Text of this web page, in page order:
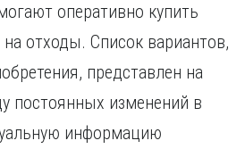
оперативно купить
отходы. Список вариантов,
представлен на
постоянных изменений в
информацию